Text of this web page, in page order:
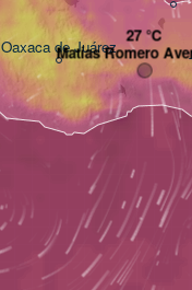
Oaxaca de Juárez
Matías Romero